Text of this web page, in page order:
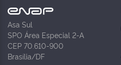
Asa Sul
SPO Área Especial 2-A
CEP 70.610-900
Brasília/DF